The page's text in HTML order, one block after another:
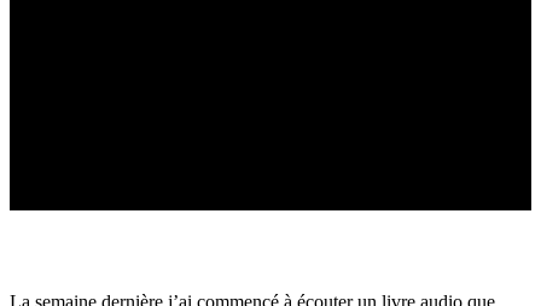
La semaine dernière j’ai commencé à écouter un livre audio que